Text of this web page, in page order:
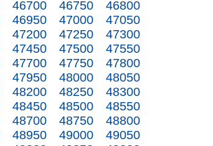
46700 46750
46800
46950 47000
47050
47200 47250
47300
47450 47500
47550
47700 47750
47800
47950 48000
48050
48200 48250
48300
48450 48500
48550
48700 48750
48800
48950 49000
49050